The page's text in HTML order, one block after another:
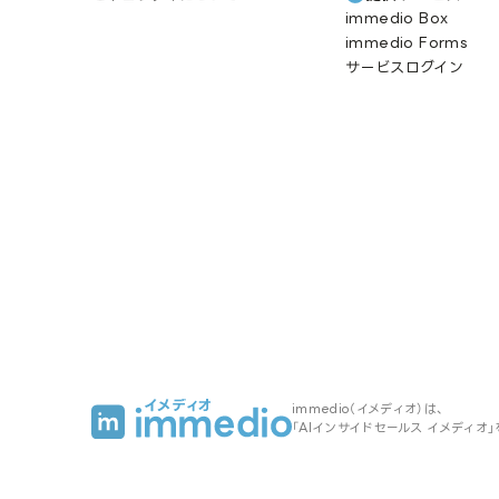
immedio Box
immedio Forms
サービスログイン
immedio（イメディオ）は、
「AIインサイドセールス イメディオ」